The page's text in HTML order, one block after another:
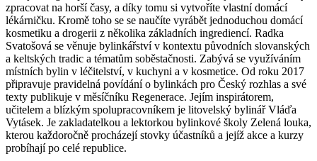
zpracovat na horší časy, a díky tomu si vytvoříte vlastní domácí
lékárničku. Kromě toho se se naučíte vyrábět jednoduchou domácí
kosmetiku a drogerii z několika základních ingrediencí. Radka
Svatošová se věnuje bylinkářství v kontextu původních slovanských
a keltských tradic a tématům soběstačnosti. Zabývá se využíváním
místních bylin v léčitelství, v kuchyni a v kosmetice. Od roku 2017
připravuje pravidelná povídání o bylinkách pro Český rozhlas a své
texty publikuje v měsíčníku Regenerace. Jejím inspirátorem,
učitelem a blízkým spolupracovníkem je litovelský bylinář Vláďa
Vytásek. Je zakladatelkou a lektorkou bylinkové školy Zelená louka,
kterou každoročně procházejí stovky účastníků a jejíž akce a kurzy
probíhají po celé republice.